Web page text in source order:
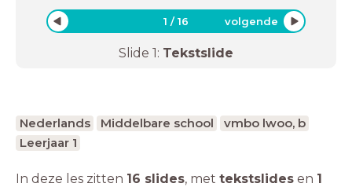
1 /16 volgende
Slide 1: Tekstslide
Nederlands Middelbare school
vmbo lwoo, b
Leerjaar 1
In deze les zitten 16 slides, met tekstslides en 1